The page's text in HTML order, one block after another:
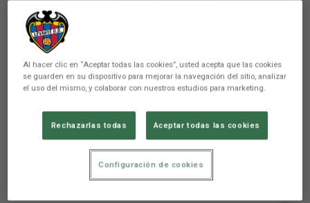
PRIMER EQUIPO
Listado de los jugadores
convocados por Juan Ignacio
Martínez para el partido ante
el Real Mallorca
Al hacer clic en “Aceptar todas las cookies”, usted acepta que las cookies
se guarden en su dispositivo para mejorar la navegación del sitio, analizar
el uso del mismo, y colaborar con nuestros estudios para marketing.
Rechazarlas todas Aceptar todas las cookies
Configuración de cookies